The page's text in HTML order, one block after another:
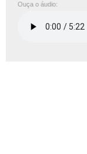
Ouça o áudio: